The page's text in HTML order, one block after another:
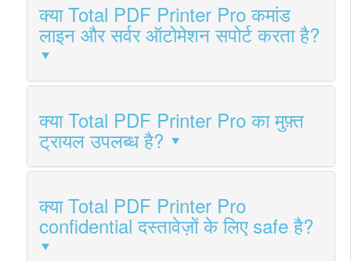
क्या Total PDF Printer Pro कमांड
लाइन और सर्वर ऑटोमेशन सपोर्ट करता है?
क्या Total PDF Printer Pro का मुफ़्त
ट्रायल उपलब्ध है?
क्या Total PDF Printer Pro
confidential दस्तावेज़ों के लिए safe है?